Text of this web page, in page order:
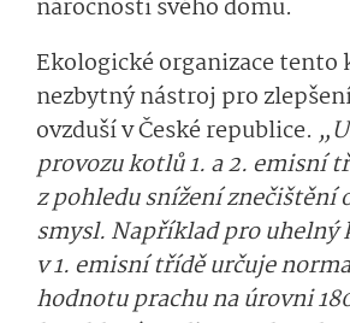
náročnosti svého domu.
Ekologické organizace
nezbytný nástroj pro
ovzduší v České republice.
provozu kotlů 1. a 2. emisní
z pohledu snížení znečištění
smysl. Například pro uhelný
v 1. emisní třídě určuje
hodnotu prachu na úrovni